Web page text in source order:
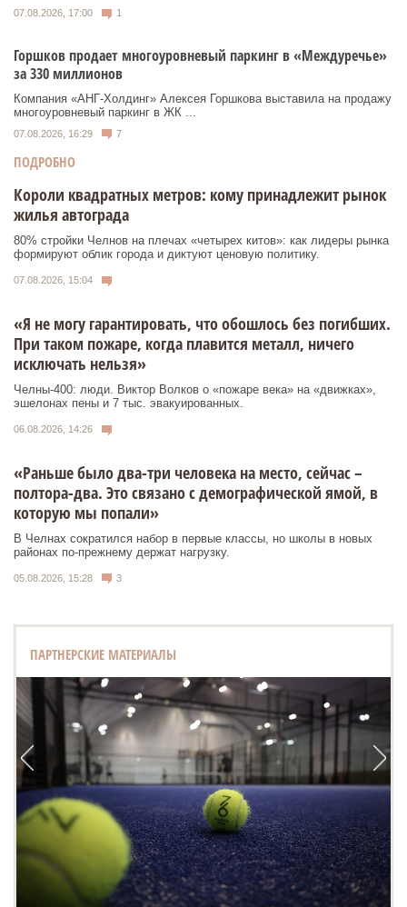
07.08.2026, 17:00 1
Горшков продает многоуровневый паркинг в «Междуречье»
за 330 миллионов
Компания «АНГ-Холдинг» Алексея Горшкова выставила на продажу
многоуровневый паркинг в ЖК ...
07.08.2026, 16:29 7
ПОДРОБНО
Короли квадратных метров: кому принадлежит рынок
жилья автограда
80% стройки Челнов на плечах «четырех китов»: как лидеры рынка
формируют облик города и диктуют ценовую политику.
07.08.2026, 15:04
«Я не могу гарантировать, что обошлось без погибших.
При таком пожаре, когда плавится металл, ничего
исключать нельзя»
Челны-400: люди. Виктор Волков о «пожаре века» на «движках»,
эшелонах пены и 7 тыс. эвакуированных.
06.08.2026, 14:26
«Раньше было два-три человека на место, сейчас –
полтора-два. Это связано с демографической ямой, в
которую мы попали»
В Челнах сократился набор в первые классы, но школы в новых
районах по-прежнему держат нагрузку.
05.08.2026, 15:28 3
ПАРТНЕРСКИЕ МАТЕРИАЛЫ